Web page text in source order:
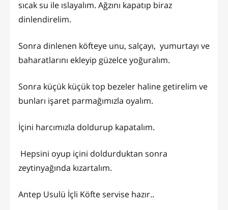
sıcak su ile ıslayalım. Ağzını kapatıp biraz
dinlendirelim.
Sonra dinlenen köfteye unu, salçayı, yumurtayı ve
baharatlarını ekleyip güzelce yoğuralım.
Sonra küçük küçük top bezeler haline getirelim ve
bunları işaret parmağımızla oyalım.
İçini harcımızla doldurup kapatalım.
Hepsini oyup içini doldurduktan sonra
zeytinyağında kızartalım.
Antep Usulü İçli Köfte servise hazır..